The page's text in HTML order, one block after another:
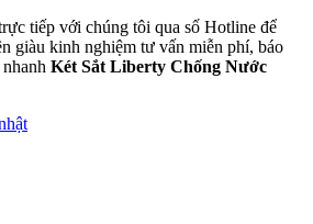
tiếp với chúng tôi qua số Hotline để
giàu kinh nghiệm tư vấn miễn phí, báo
Két Sắt Liberty Chống Nước